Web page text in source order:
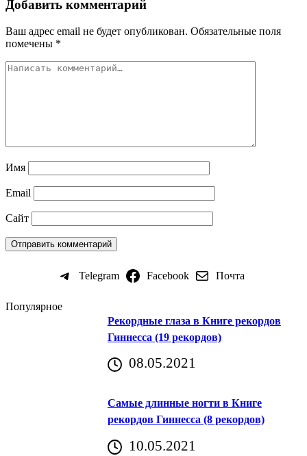
Добавить комментарий
Ваш адрес email не будет опубликован. Обязательные поля
помечены *
Имя
Email
Сайт
Telegram Facebook Почта
Популярное
Рекордные глаза в Книге рекордов
Гиннесса (19 рекордов)
08.05.2021
Самые длинные ногти в Книге
рекордов Гиннесса (8 рекордов)
10.05.2021